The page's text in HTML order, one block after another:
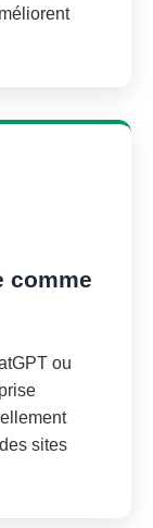
comme
ou
sites